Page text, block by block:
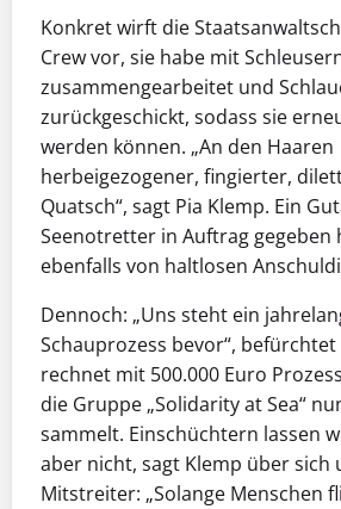
Konkret wirft die
Crew vor, sie habe mit
zusammengearbeitet und
zurückgeschickt, sodass sie
werden können. „An den Haaren
herbeigezogener, fingierter,
Quatsch“, sagt Pia Klemp. Ein
Seenotretter in Auftrag gegeben
ebenfalls von haltlosen
Dennoch: „Uns steht ein
Schauprozess bevor“, befürchtet
rechnet mit 500.000 Euro
die Gruppe „Solidarity at Sea“
sammelt. Einschüchtern lassen
aber nicht, sagt Klemp über sich
Mitstreiter: „Solange Menschen